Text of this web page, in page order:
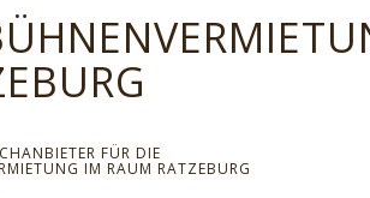
FÜR DIE
IM RAUM RATZEBURG